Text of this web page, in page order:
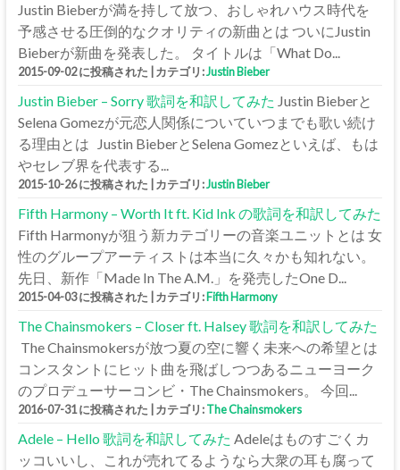
Justin Bieberが満を持して放つ、おしゃれハウス時代を
予感させる圧倒的なクオリティの新曲とは ついにJustin
Bieberが新曲を発表した。 タイトルは「What Do...
2015-09-02 に投稿された カテゴリ:Justin Bieber
Justin Bieber – Sorry 歌詞を和訳してみた Justin Bieberと
Selena Gomezが元恋人関係についていつまでも歌い続け
る理由とは Justin BieberとSelena Gomezといえば、もは
やセレブ界を代表する...
2015-10-26 に投稿された カテゴリ:Justin Bieber
Fifth Harmony – Worth It ft. Kid Ink の歌詞を和訳してみた
Fifth Harmonyが狙う新カテゴリーの音楽ユニットとは 女
性のグループアーティストは本当に久々かも知れない。
先日、新作「Made In The A.M.」を発売したOne D...
2015-04-03 に投稿された カテゴリ:Fifth Harmony
The Chainsmokers – Closer ft. Halsey 歌詞を和訳してみた
The Chainsmokersが放つ夏の空に響く未来への希望とは
コンスタントにヒット曲を飛ばしつつあるニューヨーク
のプロデューサーコンビ・The Chainsmokers。 今回...
2016-07-31 に投稿された カテゴリ:The Chainsmokers
Adele – Hello 歌詞を和訳してみた Adeleはものすごくカ
ッコいいし、これが売れてるようなら大衆の耳も腐って